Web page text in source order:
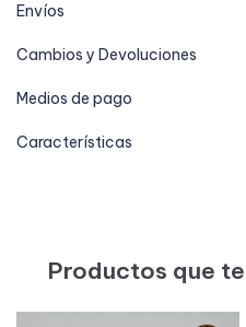
Envíos
Cambios y Devoluciones
Medios de pago
Características
Productos que